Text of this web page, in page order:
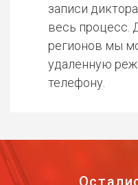
записи
весь процесс.
регионов мы
удаленную
телефону.